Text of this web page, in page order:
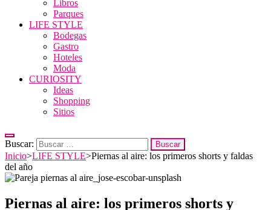
Libros
Parques
LIFE STYLE
Bodegas
Gastro
Hoteles
Moda
CURIOSITY
Ideas
Shopping
Sitios
Buscar:
Inicio>LIFE STYLE>Piernas al aire: los primeros shorts y faldas
del año
Piernas al aire: los primeros shorts y